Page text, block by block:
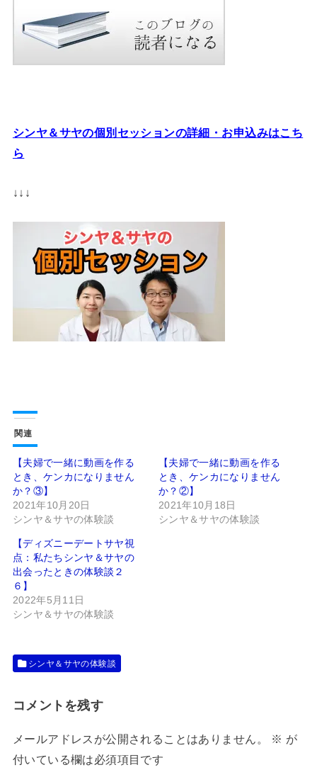
シンヤ＆サヤの個別セッションの詳細・お申込みはこち
ら
↓↓↓
関連
【夫婦で一緒に動画を作る
とき、ケンカになりません
か？③】
2021年10月20日
シンヤ＆サヤの体験談
【夫婦で一緒に動画を作る
とき、ケンカになりません
か？②】
2021年10月18日
シンヤ＆サヤの体験談
【ディズニーデートサヤ視
点：私たちシンヤ＆サヤの
出会ったときの体験談２
６】
2022年5月11日
シンヤ＆サヤの体験談
シンヤ＆サヤの体験談
コメントを残す
メールアドレスが公開されることはありません。 ※ が
付いている欄は必須項目です